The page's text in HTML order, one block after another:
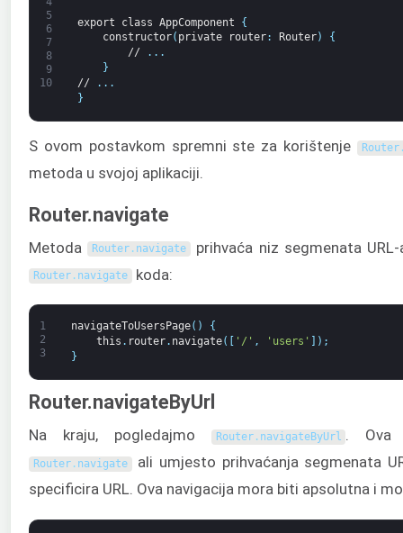
5
6
7
8
9
10
export class AppComponent
{
constructor( private router: Router)
{
//
. . .
}
//
. . .
}
S ovom postavkom spremni ste za korištenje Router
metoda u svojoj aplikaciji.
Router.navigate
Metoda Router . navigate prihvaća niz segmenata
Router. navigate koda:
1
2
3
navigateToUsersPage( )
{
this . router. navigate( '/' , 'users' ) ;
}
Router.navigateByUrl
Na kraju, pogledajmo Router. navigateByUrl . Ova
Router. navigate ali umjesto prihvaćanja segmenata
specificira URL. Ova navigacija mora biti apsolutna i